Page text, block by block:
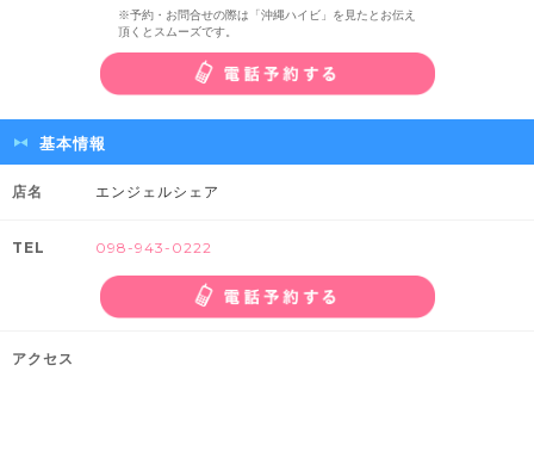
※予約・お問合せの際は「沖縄ハイビ」を見たとお伝え
頂くとスムーズです。
基本情報
店名 エンジェルシェア
TEL 098-943-0222
アクセス